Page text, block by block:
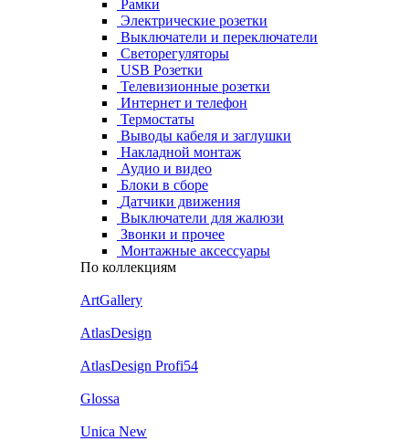
Рамки
Электрические розетки
Выключатели и переключатели
Светорегуляторы
USB Розетки
Телевизионные розетки
Интернет и телефон
Термостаты
Выводы кабеля и заглушки
Накладной монтаж
Аудио и видео
Блоки в сборе
Датчики движения
Выключатели для жалюзи
Звонки и прочее
Монтажные аксессуары
По коллекциям
ArtGallery
AtlasDesign
AtlasDesign Profi54
Glossa
Unica New